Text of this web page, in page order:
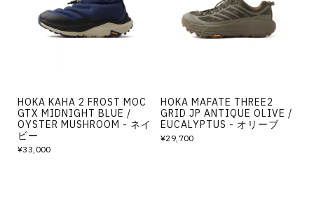
HOKA KAHA 2 FROST MOC
GTX MIDNIGHT BLUE /
OYSTER MUSHROOM - ネイ
ビー
¥33,000
HOKA MAFATE THREE2
GRID JP ANTIQUE OLIVE /
EUCALYPTUS - オリーブ
¥29,700